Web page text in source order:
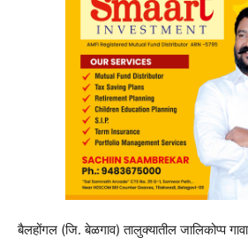
बैलहोंगल (जि. बेळगाव) तालुक्यातील जालिकोप्प